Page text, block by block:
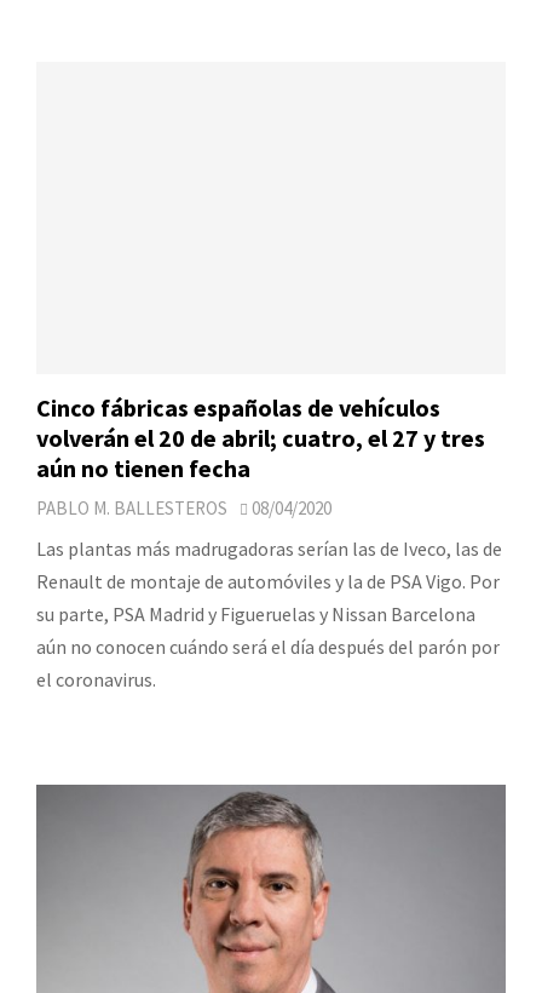
Cinco fábricas españolas de vehículos
volverán el 20 de abril; cuatro, el 27 y tres
aún no tienen fecha
PABLO M. BALLESTEROS 08/04/2020
Las plantas más madrugadoras serían las de Iveco, las de
Renault de montaje de automóviles y la de PSA Vigo. Por
su parte, PSA Madrid y Figueruelas y Nissan Barcelona
aún no conocen cuándo será el día después del parón por
el coronavirus.